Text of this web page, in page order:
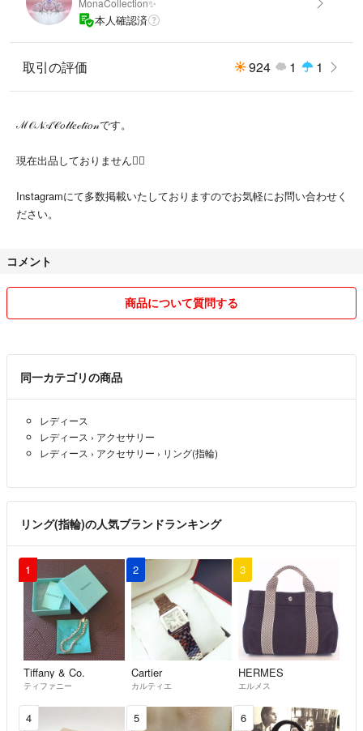
ダイヤモンドはトータル0.32ct。
所見SIからVSクラスの上質石を厳選していますのでデマントイドの輝き
と相まって華やかに輝きます。
リズミカルにデマントイドとダイヤモンドをあしらっていますので様々な
角度でお楽しみいただけると思います。
この蛍光グリーンカラーの輝を見ていると爽やかに揺れる鮮やかな若葉を
強い日差しにもビシビシ輝きを放ってきて見栄えのするデマントイドガー
○鑑別書
○pt950 刻印
ホールスティールインクルージョン表記
○リングサイズ11号
○リング幅 縦幅最大7.2㎜リング腹側幅2.4㎜
○重さ3.61g
○専用ケースあり
#MONAコレクション
MonaCollection✨
本人確認済
取引の評価 924 1 1
ℳ𝒪𝒩𝒜𝒞𝑜𝓁𝓁𝑒𝒸𝓉𝒾𝑜𝓃です。
現在出品しておりません🙇‍♀️
Instagramにて多数掲載いたしておりますのでお気軽にお問い合わせく
ださい。
コメント
商品について質問する
同一カテゴリの商品
レディース
レディース › アクセサリー
レディース › アクセサリー › リング(指輪)
リング(指輪)の人気ブランドランキング
1
Tiffany & Co.
ティファニー
2
Cartier
カルティエ
3
HERMES
エルメス
4 5 6